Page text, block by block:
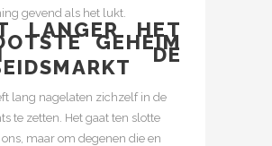
gevend als het lukt.
LANGER HET
GEHEIM
DE
lang nagelaten zichzelf in de
te zetten. Het gaat ten slotte
maar om degenen die en